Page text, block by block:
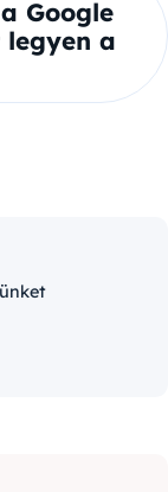
Google
legyen a